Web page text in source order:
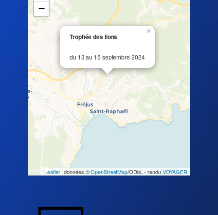
Trophée des lions
du 13 au 15 septembre 2024
×
−
Leaflet| données ©OpenStreetMap/ODbL - renduVOYAGER